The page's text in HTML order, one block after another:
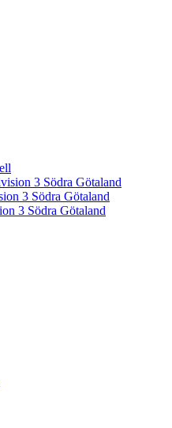
3 Södra Götaland
3 Södra Götaland
3 Södra Götaland